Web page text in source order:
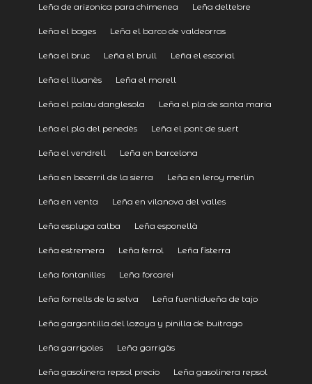
Leña de arizonica para chimenea Leña deltebre
Leña el bages Leña el barco de valdeorras
Leña el bruc Leña el brull Leña el escorial
Leña el lluanès Leña el morell
Leña el palau danglesola Leña el pla de santa maria
Leña el pla del penedès Leña el pont de suert
Leña el vendrell Leña en barcelona
Leña en becerril de la sierra Leña en leroy merlin
Leña en venta Leña en vilanova del valles
Leña espluga calba Leña esponellà
Leña estremera Leña ferrol Leña fisterra
Leña fontanilles Leña forcarei
Leña fornells de la selva Leña fuentidueña de tajo
Leña gargantilla del lozoya y pinilla de buitrago
Leña garrigoles Leña garrigàs
Leña gasolinera repsol precio Leña gasolinera repsol